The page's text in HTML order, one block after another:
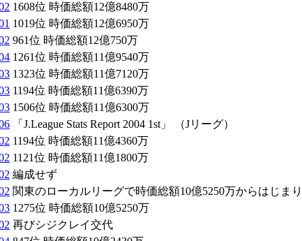
1608位 時価総額12億8480万
1019位 時価総額12億6950万
961位 時価総額12億750万
1261位 時価総額11億9540万
1323位 時価総額11億7120万
1194位 時価総額11億6390万
1506位 時価総額11億6300万
「J.League Stats Report 2004 1st」 （Jリーグ）
1194位 時価総額11億4360万
1121位 時価総額11億1800万
編成せず
関東のローカルリーグで時価総額10億5250万からはじまり
1275位 時価総額10億5250万
再びシジクレイ交代